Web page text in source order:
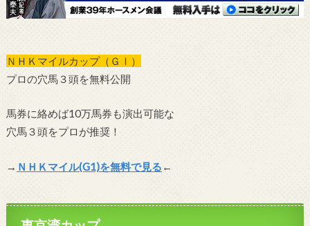
ＮＨＫマイルカップ（ＧＩ）
プロの穴馬３頭を無料公開
馬券に絡めば10万馬券も演出可能な
穴馬３頭をプロが推奨！
→ ＮＨＫマイル(G1)を無料で見る ←